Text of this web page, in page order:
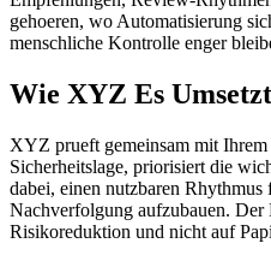
gehoeren, wo Automatisierung
menschliche Kontrolle enger
Wie XYZ Es Umsetzt
XYZ prueft gemeinsam mit Ihrem
Sicherheitslage, priorisiert die
dabei, einen nutzbaren
Nachverfolgung aufzubauen. Der
Risikoreduktion und nicht auf